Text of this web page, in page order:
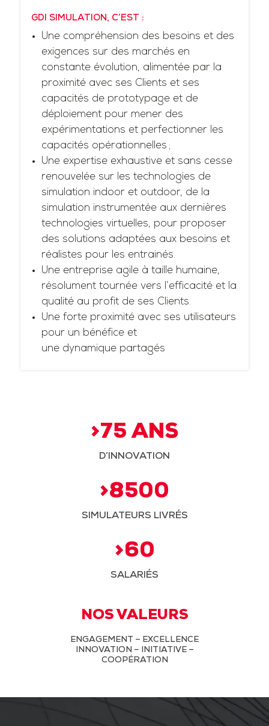
GDI SIMULATION, C’EST :
Une compréhension des besoins et des
exigences sur des marchés en
constante évolution, alimentée par la
proximité avec ses Clients et ses
capacités de prototypage et de
déploiement pour mener des
expérimentations et perfectionner les
capacités opérationnelles ;
Une expertise exhaustive et sans cesse
renouvelée sur les technologies de
simulation indoor et outdoor, de la
simulation instrumentée aux dernières
technologies virtuelles, pour proposer
des solutions adaptées aux besoins et
réalistes pour les entrainés.
Une entreprise agile à taille humaine,
résolument tournée vers l’efficacité et la
qualité au profit de ses Clients.
Une forte proximité avec ses utilisateurs
pour un bénéfice et
une dynamique partagés
>75 ANS
D’INNOVATION
>8500
SIMULATEURS LIVRÉS
>60
SALARIÉS
NOS VALEURS
ENGAGEMENT – EXCELLENCE
INNOVATION – INITIATIVE –
COOPÉRATION